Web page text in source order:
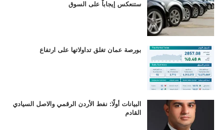
ستنعكس إيجاباً على السوق
بورصة عمان تغلق تداولاتها على ارتفاع
البيانات أولًا: نفط الأردن الرقمي والاصل السيادي
القادم